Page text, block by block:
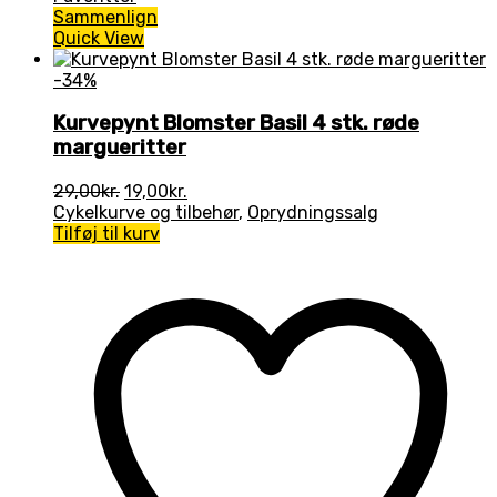
Sammenlign
Quick View
-34%
Kurvepynt Blomster Basil 4 stk. røde
margueritter
29,00kr. Den
oprindelige
pris
19,00kr.
aktuelle
Cykelkurve og tilbehør, Oprydningssalg
Tilføj til kurv